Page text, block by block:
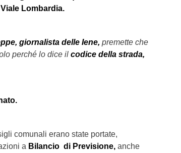
Viale Lombardia.
giornalista delle Iene, premette che
perché lo dice il codice della strada,
comunali erano state portate,
a Bilancio di Previsione, anche